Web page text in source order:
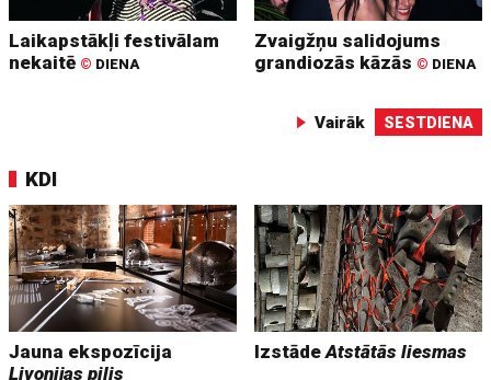
Laikapstākļi festivālam
nekaitē © DIENA
Zvaigžņu salidojums
grandiozās kāzās © DIENA
Vairāk SESTDIENA
KDI
Jauna ekspozīcija
Livonijas pilis
IzstādeAtstātās liesmas